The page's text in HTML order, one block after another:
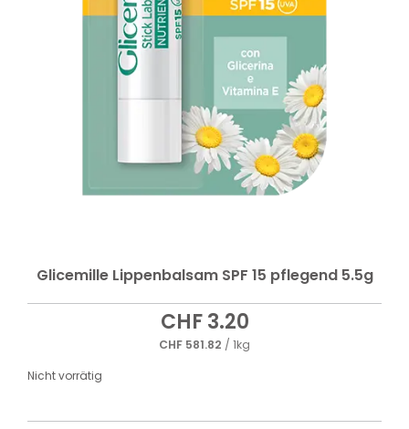
Glicemille Lippenbalsam SPF 15 pflegend 5.5g
CHF3.20
CHF 581.82 / 1kg
Nicht vorrätig